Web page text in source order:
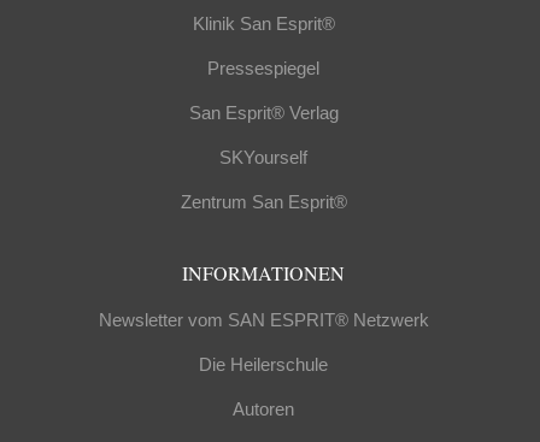
Klinik San Esprit®
Pressespiegel
San Esprit® Verlag
SKYourself
Zentrum San Esprit®
INFORMATIONEN
Newsletter vom SAN ESPRIT® Netzwerk
Die Heilerschule
Autoren